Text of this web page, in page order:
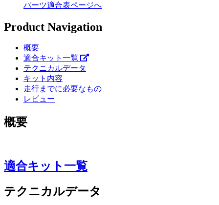
パーツ適合表ページへ
Product Navigation
概要
適合キット一覧
テクニカルデータ
キット内容
走行までに必要なもの
レビュー
概要
適合キット一覧
テクニカルデータ